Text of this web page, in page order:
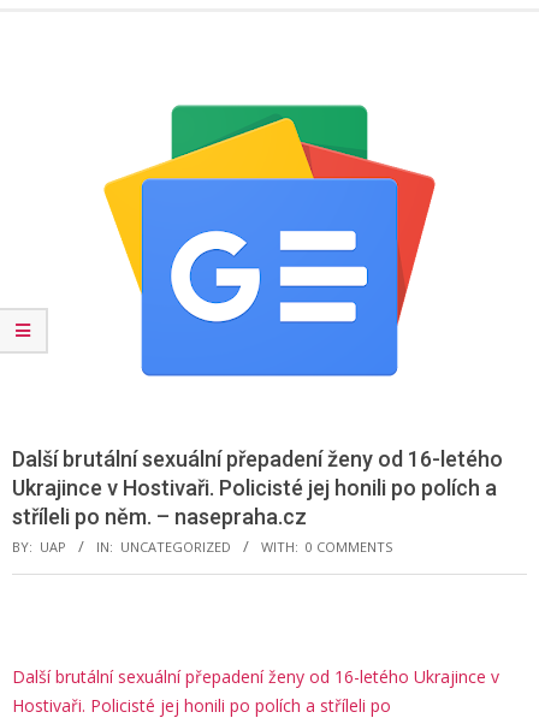
Další brutální sexuální přepadení ženy od 16-letého
Ukrajince v Hostivaři. Policisté jej honili po polích a
stříleli po něm. – nasepraha.cz
BY: UAP IN: UNCATEGORIZED WITH: 0 COMMENTS
Další brutální sexuální přepadení ženy od 16-letého Ukrajince v
Hostivaři. Policisté jej honili po polích a stříleli po